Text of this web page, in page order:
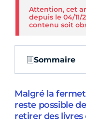
Attention, cet
depuis le 04/11/
contenu soit
Sommaire
Malgré la
reste possible
retirer des